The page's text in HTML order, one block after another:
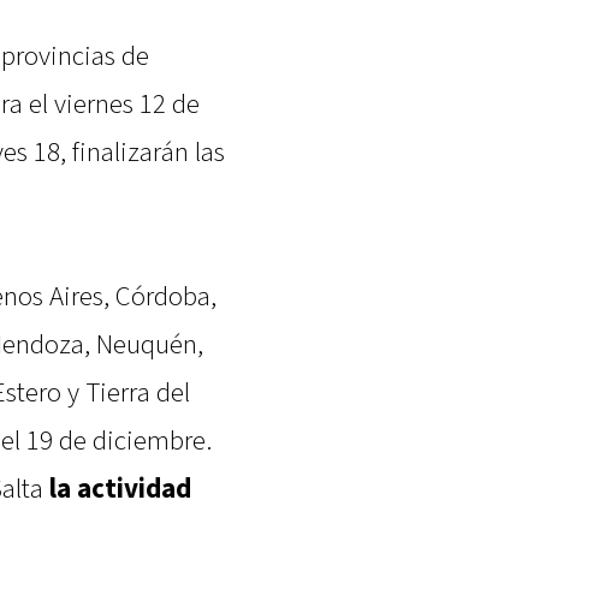
de
el viernes 12 de
18, finalizarán las
Aires, Córdoba,
Neuquén,
y Tierra del
19 de diciembre.
la actividad